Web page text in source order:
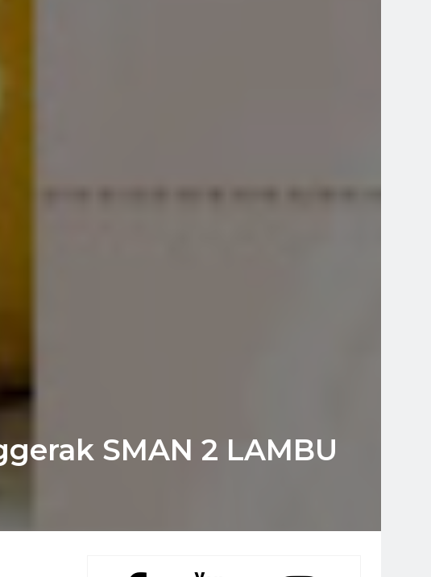
SMAN 2 LAMBU